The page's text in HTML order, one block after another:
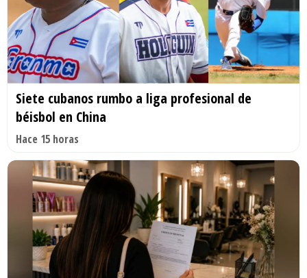
Siete cubanos rumbo a liga profesional de
béisbol en China
Hace 15 horas